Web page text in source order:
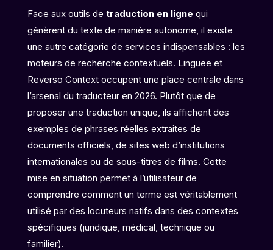
Face aux outils de traduction en ligne qui
génèrent du texte de manière autonome, il existe
une autre catégorie de services indispensables : les
moteurs de recherche contextuels. Linguee et
Reverso Context occupent une place centrale dans
l’arsenal du traducteur en 2026. Plutôt que de
proposer une traduction unique, ils affichent des
exemples de phrases réelles extraites de
documents officiels, de sites web d’institutions
internationales ou de sous-titres de films. Cette
mise en situation permet à l’utilisateur de
comprendre comment un terme est véritablement
utilisé par des locuteurs natifs dans des contextes
spécifiques (juridique, médical, technique ou
familier).